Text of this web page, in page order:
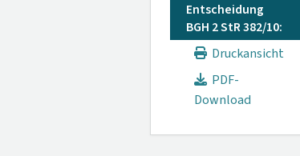
Entscheidung
BGH 2 StR 382/10:
Druckansicht
PDF-
Download